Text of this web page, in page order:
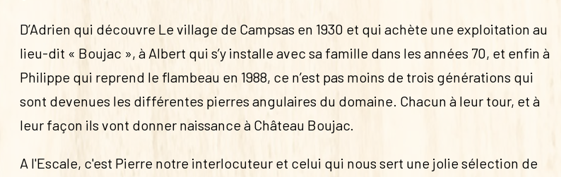
D’Adrien qui découvre Le village de Campsas en 1930 et qui achète une exploitation au
lieu-dit « Boujac », à Albert qui s’y installe avec sa famille dans les années 70, et enfin à
Philippe qui reprend le flambeau en 1988, ce n’est pas moins de trois générations qui
sont devenues les différentes pierres angulaires du domaine. Chacun à leur tour, et à
leur façon ils vont donner naissance à Château Boujac.
A l'Escale, c'est Pierre notre interlocuteur et celui qui nous sert une jolie sélection de